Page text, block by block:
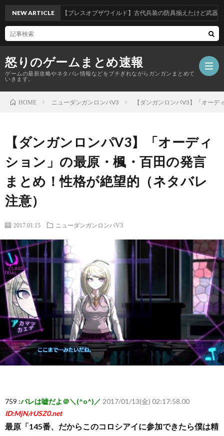
怒りのゲームまとめ速報
ゲームの最新攻略やネタバレ情報などをブチぎれながらガンガンまとめて
いきます。
ム
ま
め
速
NEW ARTICLE【ブレスオブザワイルド】古代兵装の防具揃えたけど武器はどれ
HOME ニューダンガンロンパV3 【ダンガンロンパV3】「オー
【ダンガンロンパV3】「オーディ
ション」の最原・楓・百田の発言
まとめ！性格が絶望的（ネタバレ
注意）
2017.01.15 ニューダンガンロンパV3
759 :バレは嘘だよ＠＼(^o^)／ 2017/01/13(金) 02:17:58.00
ID:MjN/rUSZ0.net
最原「145番、だからこのコロシアイに参加できたら僕は精